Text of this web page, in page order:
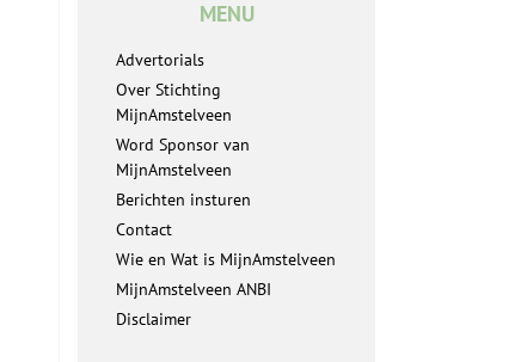
MENU
Advertorials
Over Stichting
MijnAmstelveen
Word Sponsor van
MijnAmstelveen
Berichten insturen
Contact
Wie en Wat is MijnAmstelveen
MijnAmstelveen ANBI
Disclaimer